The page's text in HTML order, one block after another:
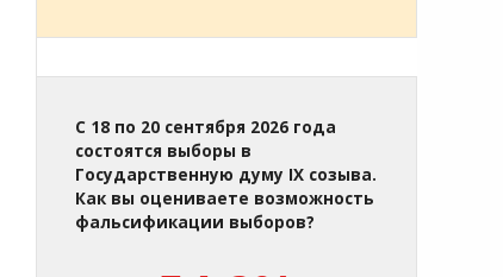
С 18 по 20 сентября 2026 года
состоятся выборы в
Государственную думу IX созыва.
Как вы оцениваете возможность
фальсификации выборов?